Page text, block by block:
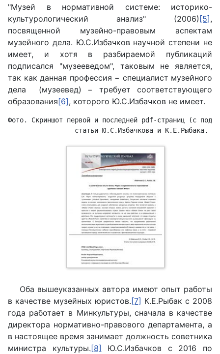
"Музей в нормативной системе: историко-
культурологический анализ" (2006) [5] ,
посвященной музейно-правовым аспектам
музейного дела. Ю.С.Избачков научной степени не
имеет, и хотя в разбираемой публикаций
подписался "музееведом", таковым не является,
так как данная профессия − специалист музейного
дела (музеевед) − требует соответствующего
образования[6], которого Ю.С.Избачков не имеет.
Фото. Скриншот первой и последней pdf-страниц (с
статьи Ю.С.Избачкова и К.Е.Рыбака.
Оба вышеуказанных автора имеют опыт работы
в качестве музейных юристов.[7] К.Е.Рыбак с 2008
года работает в Минкультуры, сначала в качестве
директора нормативно-правового департамента, а
в настоящее время занимает должность советника
министра культуры.[8] Ю.С.Избачков с 2016 по